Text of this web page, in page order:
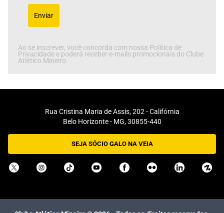
Enviar
Ao se inscrever, você concorda com nossa Política de
Privacidade e poderá receber e-mails promocionais do Clube
Atlético Mineiro.
Rua Cristina Maria de Assis, 202 - Califórnia
Belo Horizonte - MG, 30855-440
SEJA SÓCIO GALO NA VEIA